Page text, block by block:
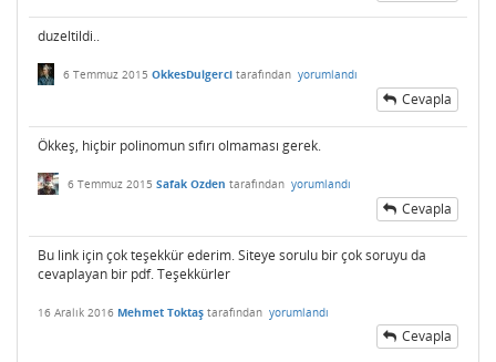
duzeltildi..
6 Temmuz 2015 OkkesDulgerci tarafından yorumlandı
Cevapla
Ökkeş, hiçbir polinomun sıfırı olmaması gerek.
6 Temmuz 2015 Safak Ozden tarafından yorumlandı
Cevapla
Bu link için çok teşekkür ederim. Siteye sorulu bir çok soruyu da
cevaplayan bir pdf. Teşekkürler
16 Aralık 2016 Mehmet Toktaş tarafından yorumlandı
Cevapla